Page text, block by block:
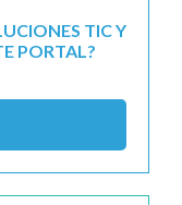
TIC Y
PORTAL?